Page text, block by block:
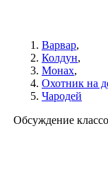
Варвар,
Колдун,
Монах,
Охотник на
Чародей
Обсуждение